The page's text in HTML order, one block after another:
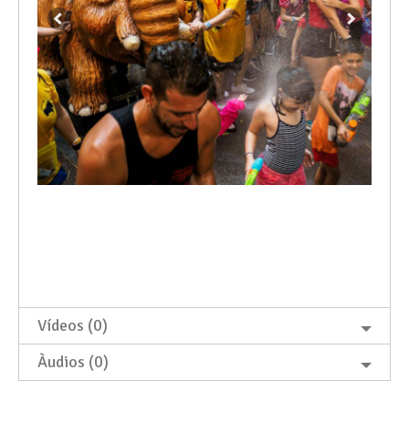
Vídeos (0)
Àudios (0)